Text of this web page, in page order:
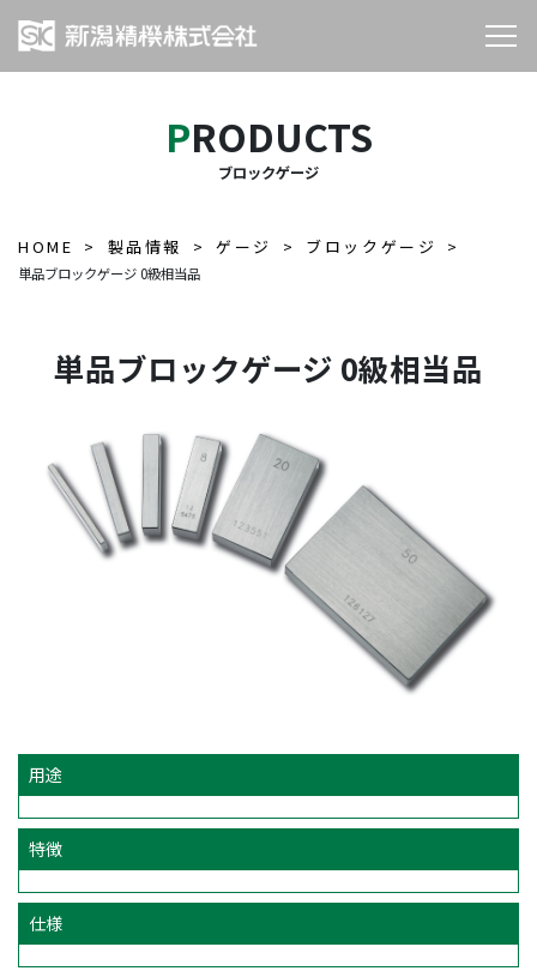
PRODUCTS
ブロックゲージ
HOME 製品情報 ゲージ ブロックゲージ
単品ブロックゲージ 0級相当品
単品ブロックゲージ 0級相当品
用途
特徴
仕様